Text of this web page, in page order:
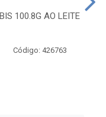
BIS 100.8G AO LEITE
Código: 426763